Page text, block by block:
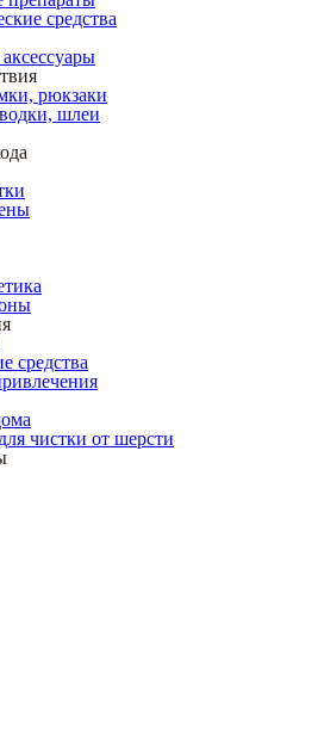
средства
рюкзаки
шлеи
средства
чистки от шерсти